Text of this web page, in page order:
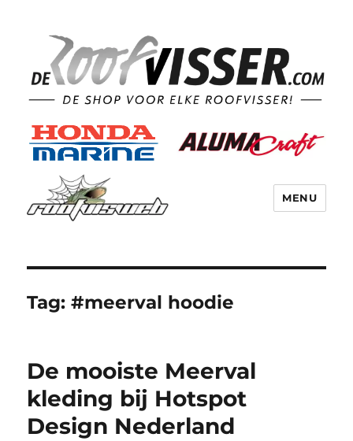
MENU
Tag:#meerval hoodie
De mooiste Meerval
kleding bij Hotspot
Design Nederland